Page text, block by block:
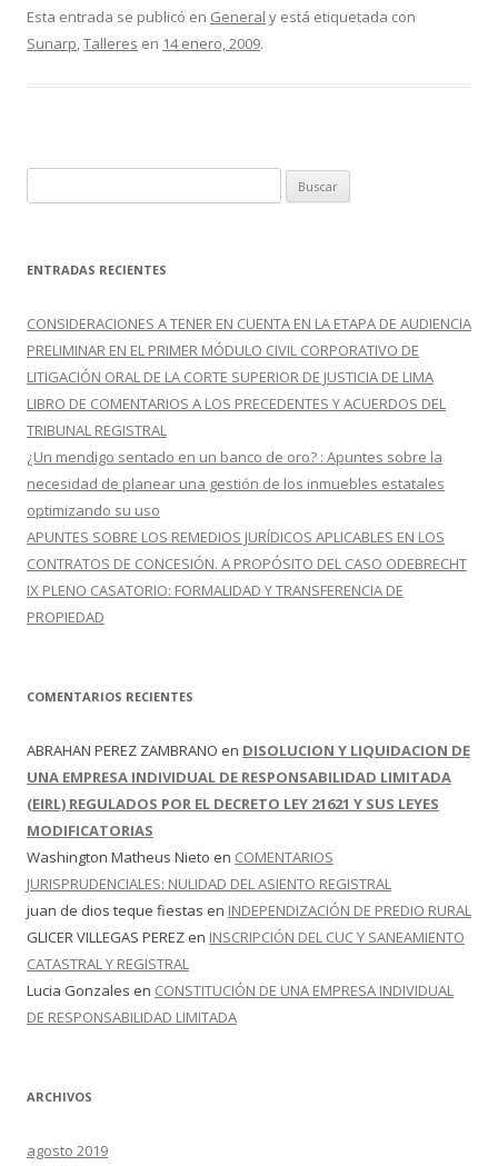
e
b
k
itt
er
m
p
r
Esta entrada se publicó en General y está etiquetada con
Sunarp,Talleres en 14 enero, 2009.
u
c
r
:
ENTRADAS RECIENTES
CONSIDERACIONES A TENER EN CUENTA EN LA ETAPA DE AUDIENCIA
PRELIMINAR EN EL PRIMER MÓDULO CIVIL CORPORATIVO DE
LITIGACIÓN ORAL DE LA CORTE SUPERIOR DE JUSTICIA DE LIMA
LIBRO DE COMENTARIOS A LOS PRECEDENTES Y ACUERDOS DEL
TRIBUNAL REGISTRAL
¿Un mendigo sentado en un banco de oro? : Apuntes sobre la
necesidad de planear una gestión de los inmuebles estatales
optimizando su uso
APUNTES SOBRE LOS REMEDIOS JURÍDICOS APLICABLES EN LOS
CONTRATOS DE CONCESIÓN. A PROPÓSITO DEL CASO ODEBRECHT
IX PLENO CASATORIO: FORMALIDAD Y TRANSFERENCIA DE
PROPIEDAD
COMENTARIOS RECIENTES
ABRAHAN PEREZ ZAMBRANO en DISOLUCION Y LIQUIDACION DE
UNA EMPRESA INDIVIDUAL DE RESPONSABILIDAD LIMITADA
(EIRL) REGULADOS POR EL DECRETO LEY 21621 Y SUS LEYES
MODIFICATORIAS
Washington Matheus Nieto en COMENTARIOS
JURISPRUDENCIALES: NULIDAD DEL ASIENTO REGISTRAL
juan de dios teque fiestas en INDEPENDIZACIÓN DE PREDIO RURAL
GLICER VILLEGAS PEREZ en INSCRIPCIÓN DEL CUC Y SANEAMIENTO
CATASTRAL Y REGISTRAL
Lucia Gonzales en CONSTITUCIÓN DE UNA EMPRESA INDIVIDUAL
DE RESPONSABILIDAD LIMITADA
ARCHIVOS
agosto 2019